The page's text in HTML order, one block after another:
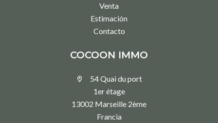
Venta
Estimación
Contacto
COCOON IMMO
54 Quai du port
1er étage
13002 Marseille 2ème
Francia